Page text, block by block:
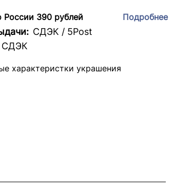
России 390 рублей Подробнее
СДЭК / 5Post
СДЭК
характеристки украшения